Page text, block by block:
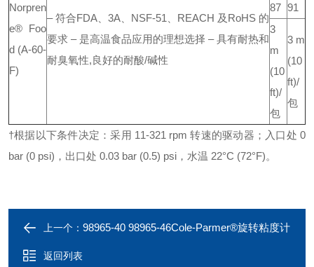
Norpren
e® Foo
d (A-60-
F)
– 符合FDA、3A、NSF-51、REACH 及RoHS 的
要求 – 是高温食品应用的理想选择 – 具有耐热和
耐臭氧性,良好的耐酸/碱性
87 91
3
m
(10
ft)/
包
3 m
(10
ft)/
包
†根据以下条件决定：采用 11-321 rpm 转速的驱动器；入口处 0
bar (0 psi)，出口处 0.03 bar (0.5) psi，水温 22°C (72°F)。
上一个： 98965-40 98965-46Cole-Parmer®旋转粘度计
返回列表